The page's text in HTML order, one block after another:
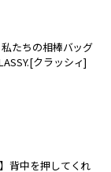
たちの相棒バッグ
クラッシィ]
背中を押してくれ